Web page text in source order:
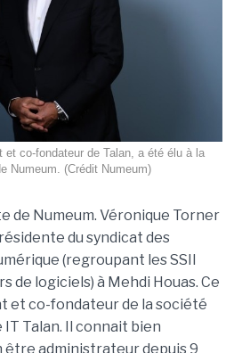
et co-fondateur de Talan, a été élu à la
Numeum. (Crédit Numeum)
de Numeum. Véronique Torner
du syndicat des
(regroupant les SSII
de logiciels) à Mehdi Houas. Ce
et co-fondateur de la société
Talan. Il connait bien
être administrateur depuis 9